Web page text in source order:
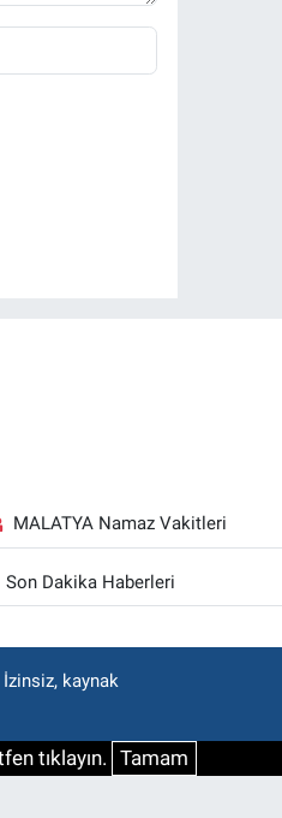
MALATYA Namaz Vakitleri
Son Dakika Haberleri
İzinsiz, kaynak
tıklayın. Tamam